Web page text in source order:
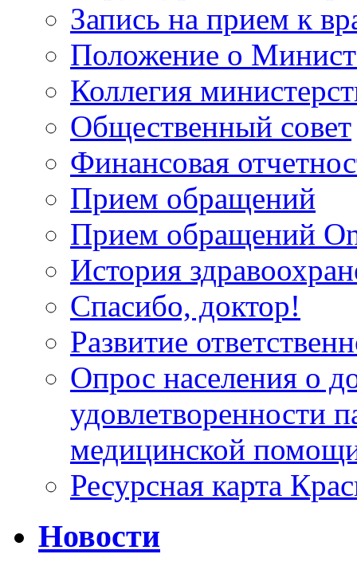
Запись на прием к
Положение о
Коллегия
Общественный совет
Финансовая
Прием обращений
Прием обращений
История
Спасибо, доктор!
Развитие
Опрос населения о
удовлетворенности
медицинской
Ресурсная карта
Новости